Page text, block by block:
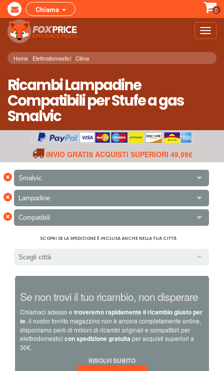
Chiama 0
Home Elettrodomestici Clima
Ricambi Lampadine
Compatibili per Stufe a gas
Smalvic
INVIO GRATIS ACQUISTI SUPERIORI 49,99€
× Smalvic
× Lampadine
× Compatibili
SCOPRI SE LA SPEDIZIONE È INCLUSA ANCHE NELLA TUA CITTÀ
Scegli città
Se non trovi il tuo ricambio, non disperare
Chiamaci adesso e troveremo rapidamente il ricambio giusto per
te, il nostro fornito magazzino non è ancora completamente online,
disponiamo però di milioni di ricambi originali e compatibili per
elettrodomestici con spedizione gratuita per acquisti superiori a
30€.
RISOLVI SUBITO